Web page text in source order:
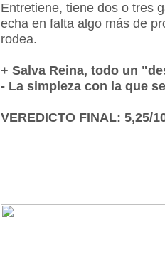
Entretiene, tiene dos o tres
echa en falta algo más de
rodea.
+ Salva Reina, todo un
- La simpleza con la que
VEREDICTO FINAL: 5,25/